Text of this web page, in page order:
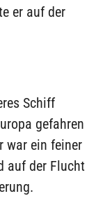
er auf der
Schiff
gefahren
war ein feiner
auf der Flucht